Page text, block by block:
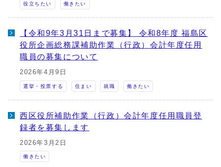
役立ちたい 働きたい
【令和9年3月31日まで募集】 令和8年度 福島区
役所企画総務課補助作業（行政）会計年度任用
職員の募集について
2026年4月9日
選挙・投票する 住まい 就職 働きたい
西区役所補助作業（行政）会計年度任用職員登
録者を募集します
2026年3月2日
働きたい